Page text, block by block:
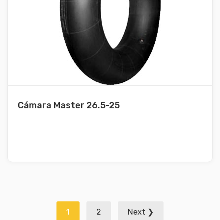
Cámara Master 26.5-25
Navegación
1 2 Next ❯